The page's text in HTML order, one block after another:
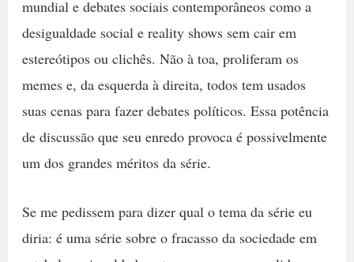
mundial e debates sociais contemporâneos como a
desigualdade social e reality shows sem cair em
estereótipos ou clichês. Não à toa, proliferam os
memes e, da esquerda à direita, todos tem usados
suas cenas para fazer debates políticos. Essa potência
de discussão que seu enredo provoca é possivelmente
um dos grandes méritos da série.
Se me pedissem para dizer qual o tema da série eu
diria: é uma série sobre o fracasso da sociedade em